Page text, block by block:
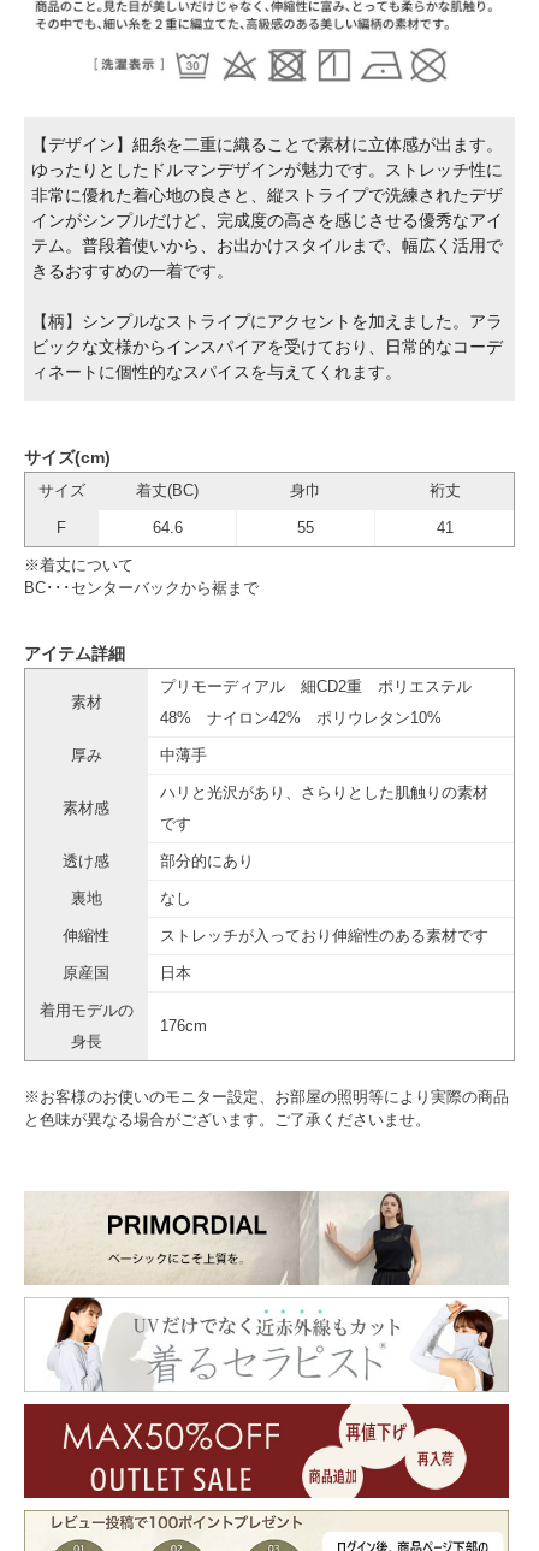
【デザイン】細糸を二重に織ることで素材に立体感が出ます。
ゆったりとしたドルマンデザインが魅力です。ストレッチ性に
非常に優れた着心地の良さと、縦ストライプで洗練されたデザ
インがシンプルだけど、完成度の高さを感じさせる優秀なアイ
テム。普段着使いから、お出かけスタイルまで、幅広く活用で
きるおすすめの一着です。
【柄】シンプルなストライプにアクセントを加えました。アラ
ビックな文様からインスパイアを受けており、日常的なコーデ
ィネートに個性的なスパイスを与えてくれます。
サイズ(cm)
サイズ 着丈(BC) 身巾 裄丈
F 64.6 55 41
※着丈について
BC･･･センターバックから裾まで
アイテム詳細
素材
プリモーディアル 細CD2重 ポリエステル
48% ナイロン42% ポリウレタン10%
厚み 中薄手
素材感
ハリと光沢があり、さらりとした肌触りの素材
です
透け感 部分的にあり
裏地 なし
伸縮性 ストレッチが入っており伸縮性のある素材です
原産国 日本
着用モデルの
身長
176cm
※お客様のお使いのモニター設定、お部屋の照明等により実際の商品
と色味が異なる場合がございます。ご了承くださいませ。